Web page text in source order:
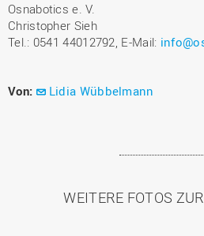
Osnabotics e. V.
Christopher Sieh
Tel.: 0541 44012792, E-Mail:
Von: Lidia Wübbelmann
WEITERE FOTOS